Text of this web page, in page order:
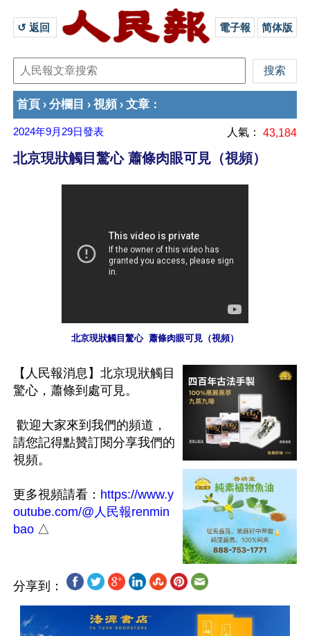
↺ 返回 電子報 简体版
首頁 › 分欄目 › 視頻 › 文章 ：
2024年9月29日發表 人氣： 43,184
北京現狀觸目驚心 蕭條肉眼可見（視頻）
北京現狀觸目驚心  蕭條肉眼可見（視頻）
【人民報消息】北京現狀觸目
驚心，蕭條到處可見。
請您記得點贊訂閱分享我們的
視頻。
更多視頻請看： https://www.y
outube.com/@人民報renmin
bao
分享到：